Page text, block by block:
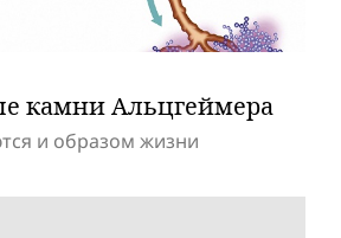
камни Альцгеймера
и образом жизни